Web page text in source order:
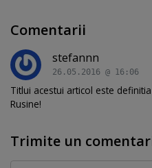
Comentarii
stefannn
26.05.2016 @ 16:06
Titlui acestui articol este
Rusine!
Trimite un